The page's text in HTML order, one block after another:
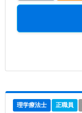
理学療法士 正職員